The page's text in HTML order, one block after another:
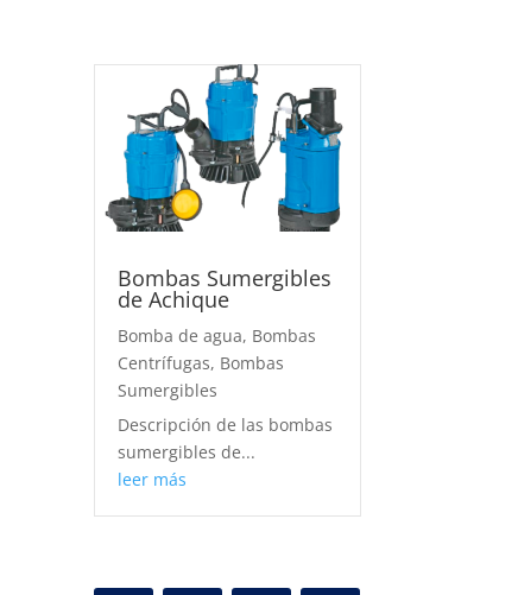
Bombas Sumergibles
de Achique
Bomba de agua, Bombas
Centrífugas, Bombas
Sumergibles
Descripción de las bombas
sumergibles de...
leer más